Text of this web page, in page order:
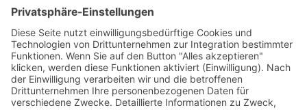
Art Déco bei RSA Wiesbaden
Sie finden weitereArt Déco Schränke ,Art Déco
KommodenundArt Déco Lampenin meinem Geschäft in
Wiesbaden. Regine Schmitz-Avila – Ihre Spezialistin für
französische Art Déco Möbel-und Kunstobjekte aus der Zeit um
1930.